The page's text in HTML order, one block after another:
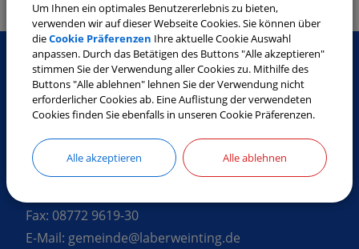
SO ERREICHEN SIE UNS
Landshuter Straße 32
84082 Laberweinting
Fax: 08772 9619-30
E-Mail: gemeinde@laberweinting.de
Um Ihnen ein optimales Benutzererlebnis zu bieten,
verwenden wir auf dieser Webseite Cookies. Sie können über
dieCookie Präferenzen Ihre aktuelle Cookie Auswahl
anpassen. Durch das Betätigen des Buttons "Alle akzeptieren"
stimmen Sie der Verwendung aller Cookies zu. Mithilfe des
Buttons "Alle ablehnen" lehnen Sie der Verwendung nicht
erforderlicher Cookies ab. Eine Auflistung der verwendeten
Cookies finden Sie ebenfalls in unseren Cookie Präferenzen.
Alle akzeptieren Alle ablehnen